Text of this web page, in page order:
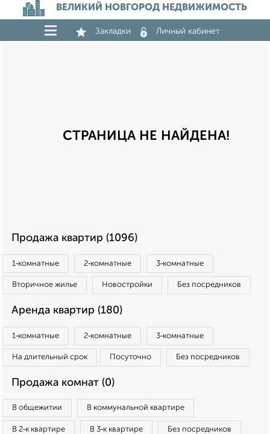
ВЕЛИКИЙ НОВГОРОД НЕДВИЖИМОСТЬ
Закладки Личный кабинет
СТРАНИЦА НЕ НАЙДЕНА!
Продажа квартир (1096)
1‑комнатные 2‑комнатные 3‑комнатные
Вторичное жилье Новостройки Без посредников
Аренда квартир (180)
1‑комнатные 2‑комнатные 3‑комнатные
На длительный срок Посуточно Без посредников
Продажа комнат (0)
В общежитии В коммунальной квартире
В 2‑к квартире В 3‑к квартире Без посредников